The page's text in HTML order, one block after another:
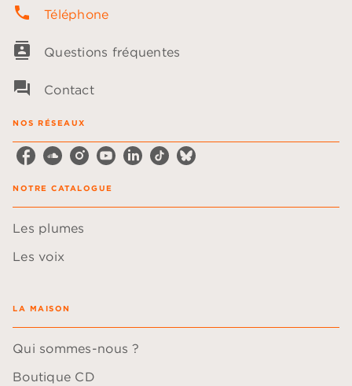
phone Téléphone
contacts Questions fréquentes
question_answer Contact
NOS RÉSEAUX
NOTRE CATALOGUE
Les plumes
Les voix
LA MAISON
Qui sommes-nous ?
Boutique CD